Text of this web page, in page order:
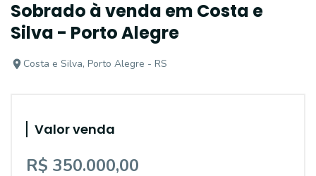
Sobrado à venda em Costa e
Silva - Porto Alegre
Costa e Silva, Porto Alegre - RS
Valor venda
R$ 350.000,00